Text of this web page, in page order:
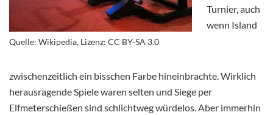
Quelle: Wikipedia, Lizenz: CC BY-SA 3.0
Turnier, auch
wenn Island
zwischenzeitlich ein bisschen Farbe hineinbrachte. Wirklich
herausragende Spiele waren selten und Siege per
Elfmeterschießen sind schlichtweg würdelos. Aber immerhin